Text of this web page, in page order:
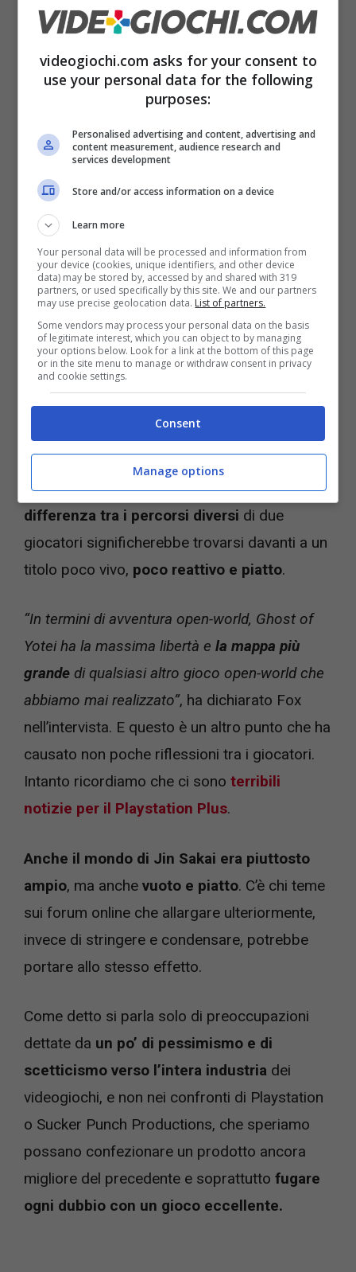
Le novità di Ghost of Yotei dividono i giocatori –
Videogiochi.com
Questo dovrebbe significare che potremmo
dare la
caccia a ognuno dei Sei di Yotei
liberamente, senza dover seguire per forza
un ordine. Una cosa positiva in termini di
libertà data al giocatore, ma questo ha portato
preoccupazione ai fangià non convintissimi
della narrazione nel primo gioco.
Poter dare questa libertà al giocatore ma
senza mutare il mondo in base alle sue
azioni
quando e in che ordine,creando una
differenza tra i percorsi diversi di due
giocatori significherebbe trovarsi davanti a un
titolo poco vivo, poco reattivo e piatto.
“In termini di avventura open-world, Ghost of
Yotei ha la massima libertà e la mappa più
grande di qualsiasi altro gioco open-world che
abbiamo mai realizzato”, ha dichiarato Fox
nell’intervista. E questo è un altro punto che ha
causato non poche riflessioni tra i giocatori.
Intanto ricordiamo che ci sono terribili
notizie per il Playstation Plus.
Anche il mondo di Jin Sakai era piuttosto
ampio, ma anche vuoto e piatto. C’è chi teme
sui forum online che allargare ulteriormente,
invece di stringere e condensare, potrebbe
portare allo stesso effetto.
Come detto si parla solo di preoccupazioni
dettate da un po’ di pessimismo e di
scetticismo verso l’intera industria dei
videogiochi, e non nei confronti di Playstation
o Sucker Punch Productions, che speriamo
possano confezionare un prodotto ancora
migliore del precedente e soprattutto fugare
ogni dubbio con un gioco eccellente.
videogiochi.com asks for your consent to
use your personal data for the following
purposes:
Personalised advertising and content, advertising and
content measurement, audience research and
services development
Store and/or access information on a device
Learn more
Your personal data will be processed and information from
your device (cookies, unique identifiers, and other device
data) may be stored by, accessed by and shared with 319
partners, or used specifically by this site. We and our partners
may use precise geolocation data. List of partners.
Some vendors may process your personal data on the basis
of legitimate interest, which you can object to by managing
your options below. Look for a link at the bottom of this page
or in the site menu to manage or withdraw consent in privacy
and cookie settings.
Consent
Manage options